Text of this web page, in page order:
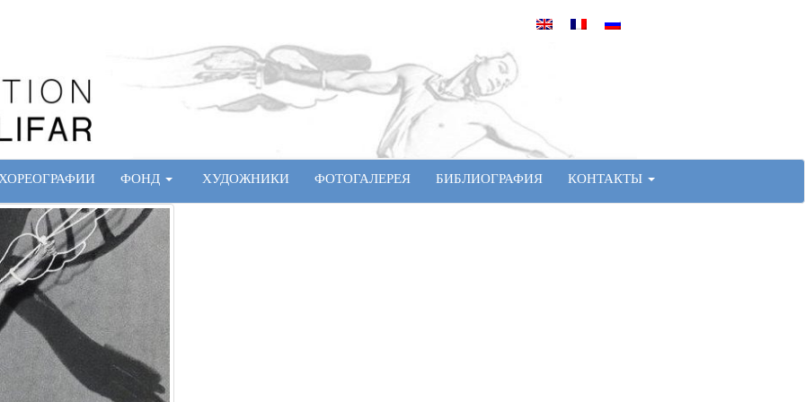
ХОРЕОГРАФИИ ФОНД ХУДОЖНИКИ ФОТОГАЛЕРЕЯ БИБЛИОГРАФИЯ КОНТАКТЫ